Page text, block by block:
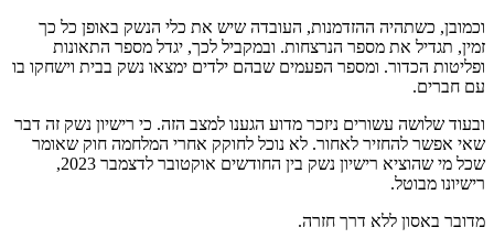
וכמובן, כשתהיה ההזדמנות, העובדה שיש את כלי הנשק באופן כל כך
זמין, תגדיל את מספר הנרצחות. ובמקביל לכך, יגדל מספר התאונות
ופליטות הכדור. ומספר הפעמים שבהם ילדים ימצאו נשק בבית וישחקו בו
עם חברים.
ובעוד שלושה עשורים ניזכר מדוע הגענו למצב הזה. כי רישיון נשק זה דבר
שאי אפשר להחזיר לאחור. לא נוכל לחוקק אחרי המלחמה חוק שאומר
שכל מי שהוציא רישיון נשק בין החודשים אוקטובר לדצמבר 2023,
רישיונו מבוטל.
מדובר באסון ללא דרך חזרה.